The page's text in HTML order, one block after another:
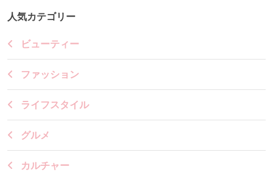
人気カテゴリー
ビューティー
ファッション
ライフスタイル
グルメ
カルチャー